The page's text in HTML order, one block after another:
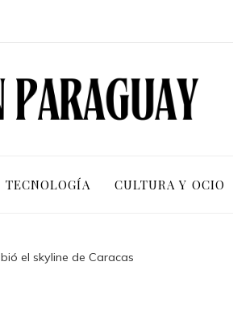
TECNOLOGÍA CULTURA Y OCIO
el skyline de Caracas